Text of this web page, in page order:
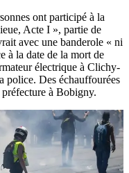
ont participé à la
Acte I », partie de
avec une banderole « ni
à la date de la mort de
électrique à Clichy-
police. Des échauffourées
à Bobigny.